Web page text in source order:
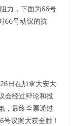
力，下面为66号
66号动议的抗
日在加拿大安大
会经过辩论和投
，最终全票通过
号议案大获全胜！